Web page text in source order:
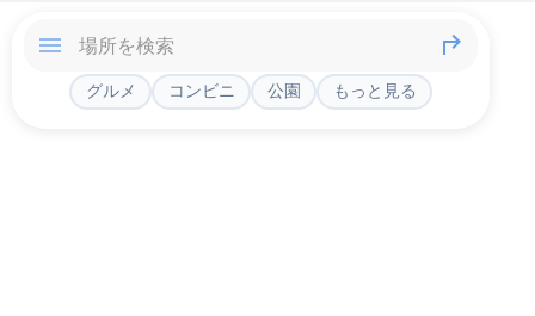
グルメ コンビニ 公園 もっと見る